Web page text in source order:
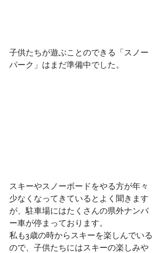
子供たちが遊ぶことのできる「スノー
パーク」はまだ準備中でした。
スキーやスノーボードをやる方が年々
少なくなってきているとよく聞きます
が、駐車場にはたくさんの県外ナンバ
ー車が停まっております。
私も3歳の時からスキーを楽しんでいる
ので、子供たちにはスキーの楽しみや